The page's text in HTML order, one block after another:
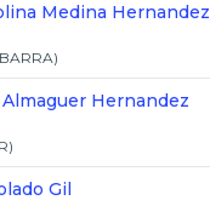
Medina Hernandez
BARRA)
Almaguer Hernandez
)
Gil